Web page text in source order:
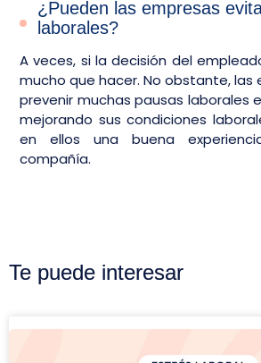
¿Pueden las empresas
laborales?
A veces, si la decisión del
mucho que hacer. No obstante, las
prevenir muchas pausas laborales
mejorando sus condiciones
en ellos una buena
compañía.
Te puede interesar